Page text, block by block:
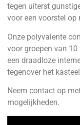
tegen uiterst
voor een voorstel op
Onze polyvalente
voor groepen van
een draadloze
tegenover het
Neem contact op
mogelijkheden.